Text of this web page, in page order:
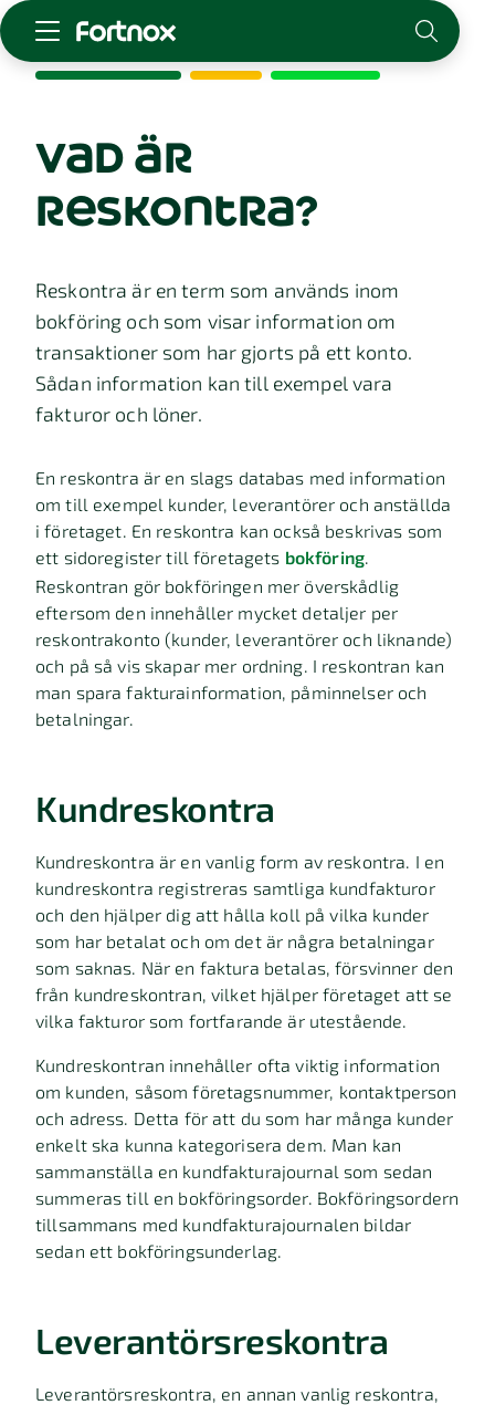
Skaffa Fortnox
För redovisningsbyrån
Kunskap & inspiration
Kontakt
Om Fortnox
Karriär
Kontakt
vad är
reskontra?
Reskontra är en term som används inom
bokföring och som visar information om
transaktioner som har gjorts på ett konto.
Sådan information kan till exempel vara
fakturor och löner.
En reskontra är en slags databas med information
om till exempel kunder, leverantörer och anställda
i företaget. En reskontra kan också beskrivas som
ett sidoregister till företagets bokföring.
Reskontran gör bokföringen mer överskådlig
eftersom den innehåller mycket detaljer per
reskontrakonto (kunder, leverantörer och liknande)
och på så vis skapar mer ordning. I reskontran kan
man spara fakturainformation, påminnelser och
betalningar.
Kundreskontra
Kundreskontra är en vanlig form av reskontra. I en
kundreskontra registreras samtliga kundfakturor
och den hjälper dig att hålla koll på vilka kunder
som har betalat och om det är några betalningar
som saknas. När en faktura betalas, försvinner den
från kundreskontran, vilket hjälper företaget att se
vilka fakturor som fortfarande är utestående.
Kundreskontran innehåller ofta viktig information
om kunden, såsom företagsnummer, kontaktperson
och adress. Detta för att du som har många kunder
enkelt ska kunna kategorisera dem. Man kan
sammanställa en kundfakturajournal som sedan
summeras till en bokföringsorder. Bokföringsordern
tillsammans med kundfakturajournalen bildar
sedan ett bokföringsunderlag.
Leverantörsreskontra
Leverantörsreskontra, en annan vanlig reskontra,